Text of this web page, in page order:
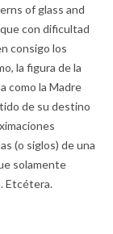
of glass and
con dificultad
consigo los
la figura de la
como la Madre
de su destino
(o siglos) de una
solamente
Etcétera.